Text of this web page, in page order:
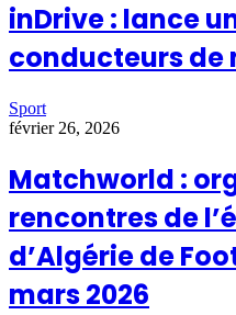
inDrive : lance
conducteurs de
Sport
février 26, 2026
Matchworld :
rencontres de
d’Algérie de
mars 2026